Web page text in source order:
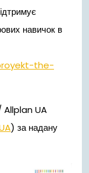
навичок в
the-
Allplan UA
) за надану